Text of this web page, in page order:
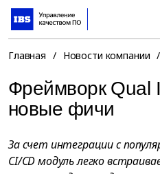
Главная / Новости компании /
Фреймворк Qual
новые фичи
За счет интеграции с
CI/CD модуль легко